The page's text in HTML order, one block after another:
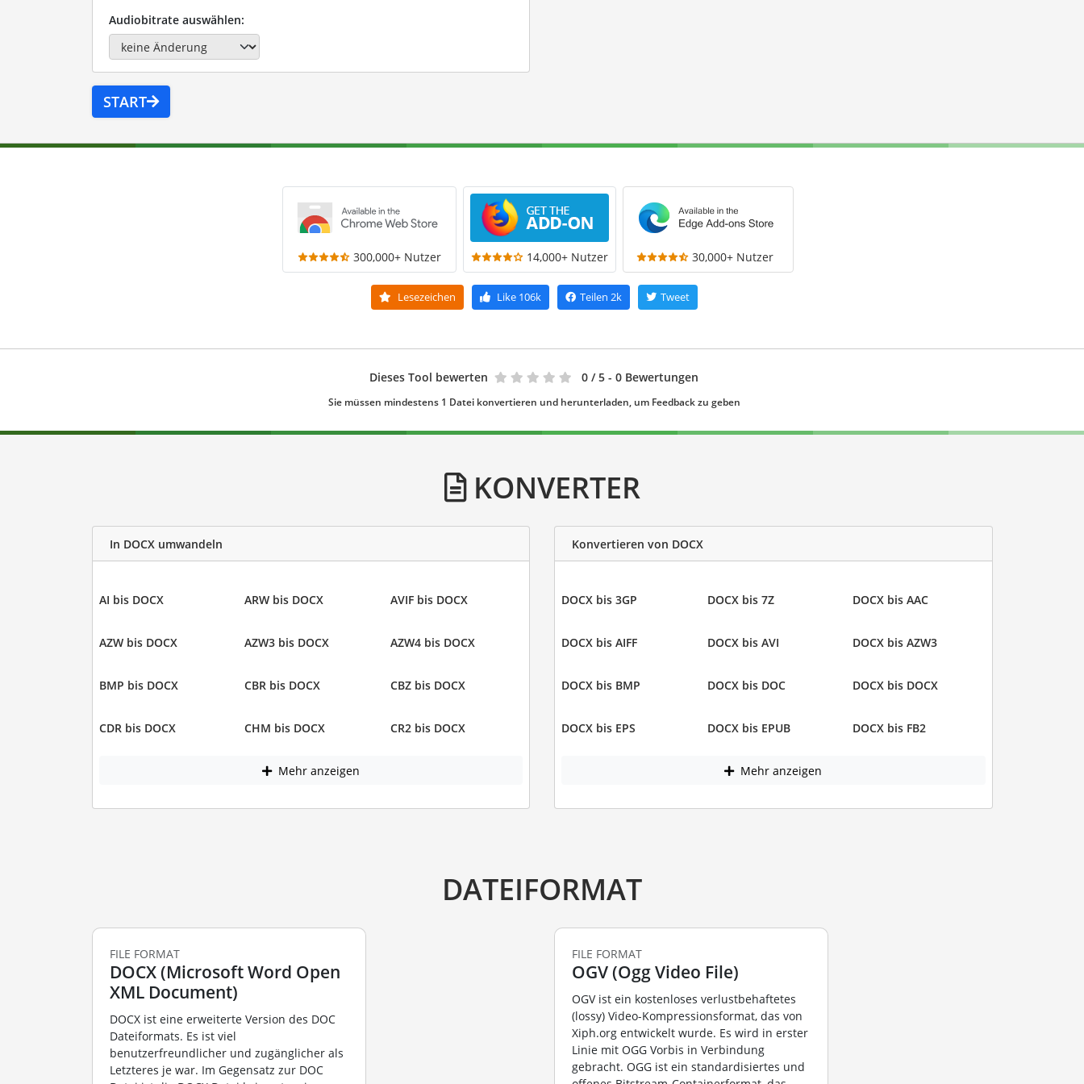
Audiobitrate auswählen:
START
300,000+ Nutzer 14,000+ Nutzer 30,000+ Nutzer
Lesezeichen Like106k Teilen 2k Tweet
Dieses Tool bewerten 0 / 5 - 0 Bewertungen
Sie müssen mindestens 1 Datei konvertieren und herunterladen, um Feedback zu geben
KONVERTER
In DOCX umwandeln
AI bis DOCX ARW bis DOCX AVIF bis DOCX
AZW bis DOCX AZW3 bis DOCX AZW4 bis DOCX
BMP bis DOCX CBR bis DOCX CBZ bis DOCX
CDR bis DOCX CHM bis DOCX CR2 bis DOCX
Mehr anzeigen
Konvertieren von DOCX
DOCX bis 3GP DOCX bis 7Z DOCX bis AAC
DOCX bis AIFF DOCX bis AVI DOCX bis AZW3
DOCX bis BMP DOCX bis DOC DOCX bis DOCX
DOCX bis EPS DOCX bis EPUB DOCX bis FB2
Mehr anzeigen
DATEIFORMAT
FILE FORMAT
DOCX (Microsoft Word Open
XML Document)
DOCX ist eine erweiterte Version des DOC
Dateiformats. Es ist viel
benutzerfreundlicher und zugänglicher als
Letzteres je war. Im Gegensatz zur DOC
FILE FORMAT
OGV (Ogg Video File)
OGV ist ein kostenloses verlustbehaftetes
(lossy) Video-Kompressionsformat, das von
Xiph.org entwickelt wurde. Es wird in erster
Linie mit OGG Vorbis in Verbindung
gebracht. OGG ist ein standardisiertes und